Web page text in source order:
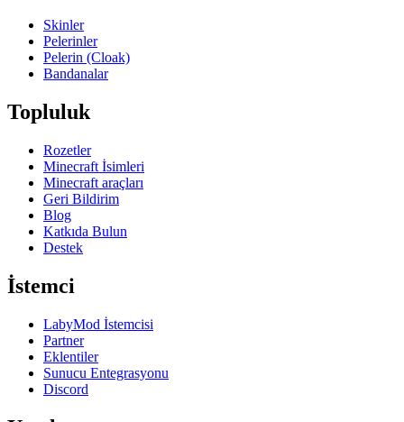
Skinler
Pelerinler
Pelerin (Cloak)
Bandanalar
Topluluk
Rozetler
Minecraft İsimleri
Minecraft araçları
Geri Bildirim
Blog
Katkıda Bulun
Destek
İstemci
LabyMod İstemcisi
Partner
Eklentiler
Sunucu Entegrasyonu
Discord